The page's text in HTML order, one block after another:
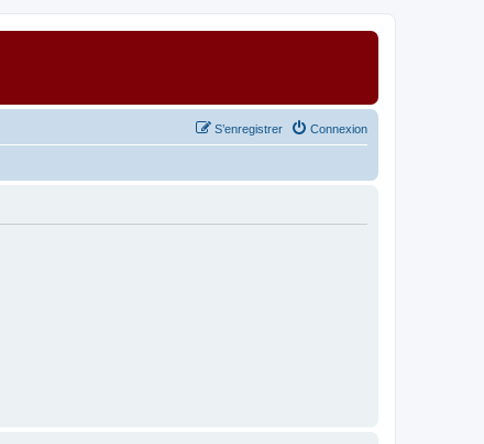
Connexion
S’enregistrer